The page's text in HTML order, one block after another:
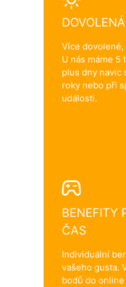
DOVOLENÁ
Více
U nás máme 5
plus dny navíc
roky nebo při
události.
BENEFITY
ČAS
Individuální
vašeho gusta.
bodů do